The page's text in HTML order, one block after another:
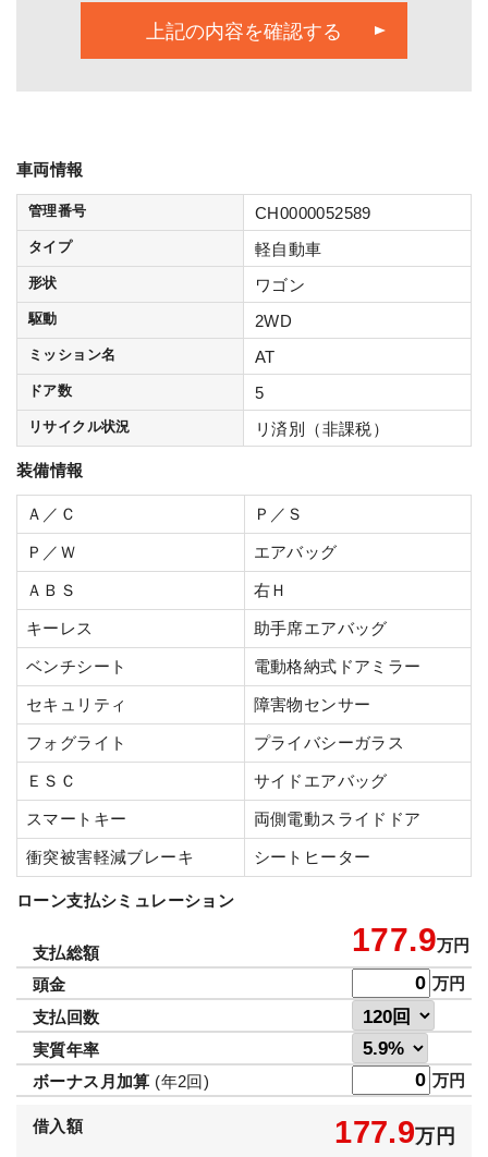
車両情報
管理番号 CH0000052589
タイプ 軽自動車
形状 ワゴン
駆動 2WD
ミッション名 AT
ドア数 5
リサイクル状況 リ済別（非課税）
装備情報
Ａ／Ｃ Ｐ／Ｓ
Ｐ／Ｗ エアバッグ
ＡＢＳ 右Ｈ
キーレス 助手席エアバッグ
ベンチシート 電動格納式ドアミラー
セキュリティ 障害物センサー
フォグライト プライバシーガラス
ＥＳＣ サイドエアバッグ
スマートキー 両側電動スライドドア
衝突被害軽減ブレーキ シートヒーター
ローン支払シミュレーション
支払総額 177.9万円
頭金
万円
支払回数
実質年率
ボーナス月加算 (年2回) 万円
借入額 177.9万円